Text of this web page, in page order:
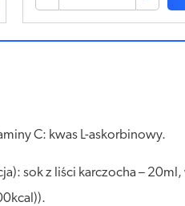
C: kwas L-askorbinowy.
sok z liści karczocha –